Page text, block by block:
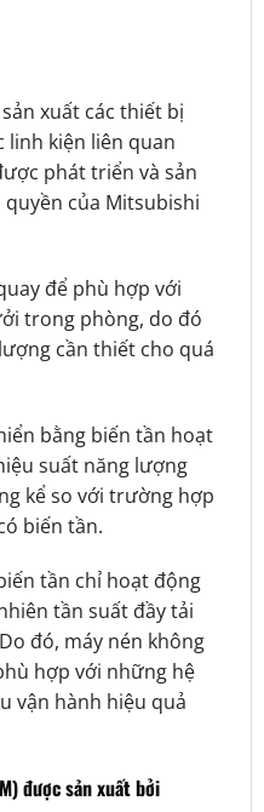
xuất các thiết bị
linh kiện liên quan
phát triển và sản
của Mitsubishi
để phù hợp với
trong phòng, do đó
cần thiết cho quá
bằng biến tần hoạt
suất năng lượng
kể so với trường hợp
biến tần.
tần chỉ hoạt động
tần suất đầy tải
đó, máy nén không
hợp với những hệ
vận hành hiệu quả
được sản xuất bởi